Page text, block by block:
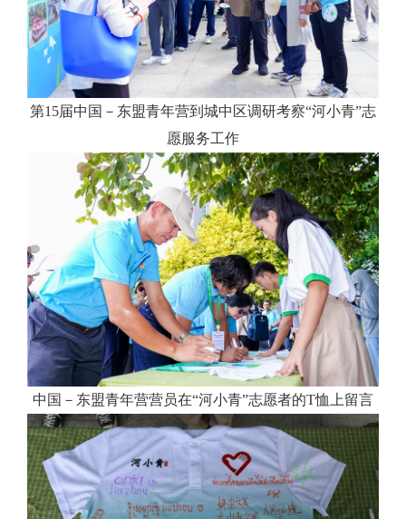
第15届中国－东盟青年营到城中区调研考察“河小青”志
愿服务工作
中国－东盟青年营营员在“河小青”志愿者的T恤上留言